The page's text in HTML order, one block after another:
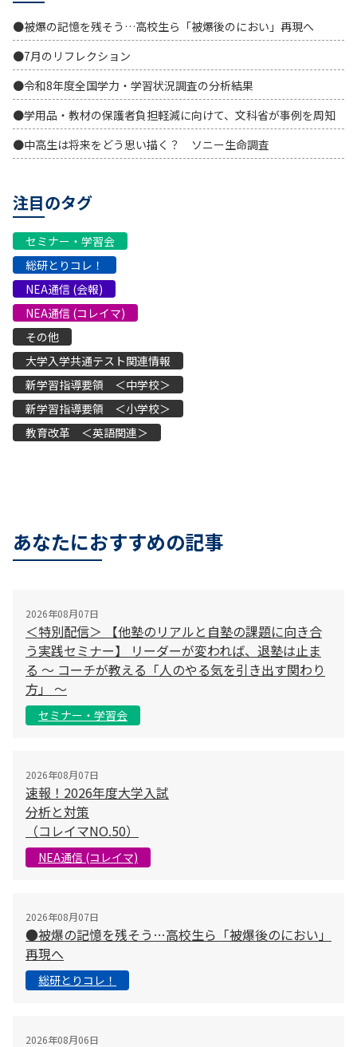
●被爆の記憶を残そう…高校生ら「被爆後のにおい」再現へ
●7月のリフレクション
●令和8年度全国学力・学習状況調査の分析結果
●学用品・教材の保護者負担軽減に向けて、文科省が事例を周知
●中高生は将来をどう思い描く？ ソニー生命調査
注目のタグ
セミナー・学習会
総研とりコレ！
NEA通信 (会報)
NEA通信 (コレイマ)
その他
大学入学共通テスト関連情報
新学習指導要領 ＜中学校＞
新学習指導要領 ＜小学校＞
教育改革 ＜英語関連＞
あなたにおすすめの記事
2026年08月07日
＜特別配信＞ 【他塾のリアルと自塾の課題に向き合
う実践セミナー】 リーダーが変われば、退塾は止ま
る 〜 コーチが教える「人のやる気を引き出す関わり
方」 〜
セミナー・学習会
2026年08月07日
速報！2026年度大学入試
分析と対策
（コレイマNO.50）
NEA通信 (コレイマ)
2026年08月07日
●被爆の記憶を残そう…高校生ら「被爆後のにおい」
再現へ
総研とりコレ！
2026年08月06日